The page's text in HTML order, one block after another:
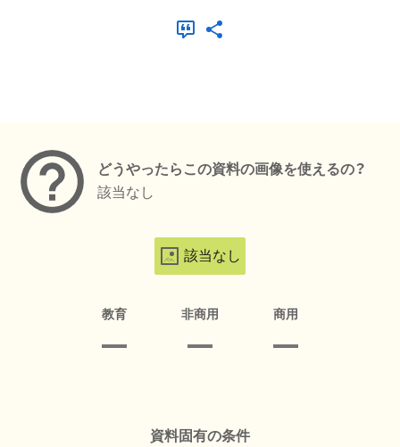
どうやったらこの資料の画像を使えるの？
該当なし
該当なし
教育 非商用 商用
資料固有の条件